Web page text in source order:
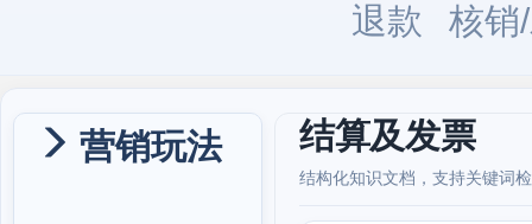
退款
核销
营销玩法 结算及发票
结构化知识文档，支持关键词